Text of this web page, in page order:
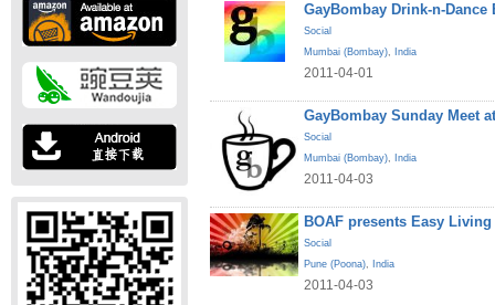
GayBombay Drink-n-Dance
Social
Mumbai (Bombay), India
2011-04-01
GayBombay Sunday Meet
Social
Mumbai (Bombay), India
2011-04-03
BOAF presents Easy
Social
Pune (Poona), India
2011-04-03